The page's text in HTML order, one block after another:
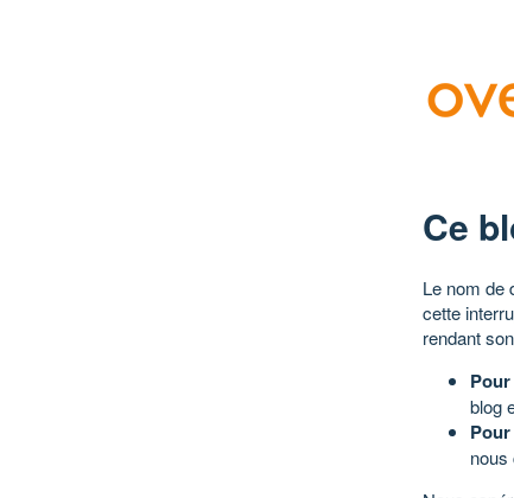
Ce
Le nom de
cette
rendant
blog
nous